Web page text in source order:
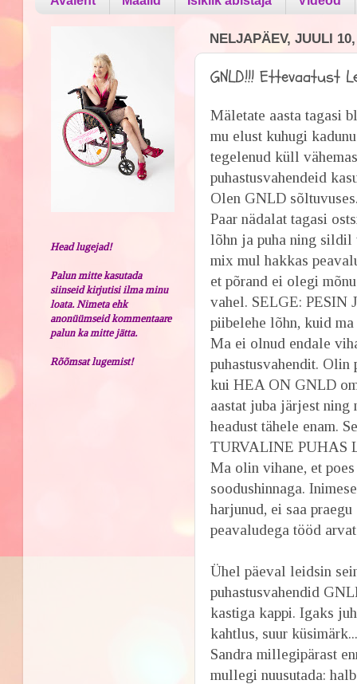
NELJAPÄEV, JUULI
GNLD!!! Ettevaatust
Mäletate aasta tagasi
mu elust kuhugi
tegelenud küll
puhastusvahendeid
Olen GNLD
Paar nädalat tagasi
lõhn ja puha ning sildil
mix mul hakkas
et põrand ei olegi
vahel. SELGE:
piibelehe lõhn, kuid ma
Ma ei olnud endale
puhastusvahendit.
kui HEA ON GNLD
aastat juba järjest
headust tähele enam.
TURVALINE PUHAS
Ma olin vihane, et
soodushinnaga.
harjunud, ei saa
peavaludega tööd
Ühel päeval leidsin
puhastusvahendid
kastiga kappi. Igaks
kahtlus, suur
Sandra millegipärast
mullegi nuusutada:
Head lugejad!
Palun mitte kasutada
siinseid kirjutisi ilma minu
loata. Nimeta ehk
anonüümseid kommentaare
palun ka mitte jätta.
Rõõmsat lugemist!